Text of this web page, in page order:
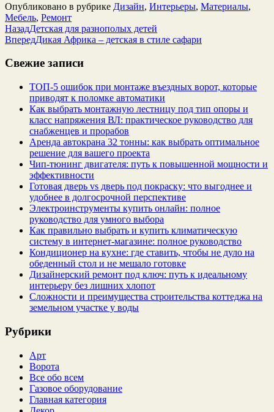
Опубликовано в рубрике Дизайн, Интерьеры, Материалы,
Мебель, Ремонт
НазадДетская для разнополых детей
ВпередДикая Африка – детская в стиле сафари
Свежие записи
ТОП-5 ошибок при монтаже въездных ворот, которые
приводят к поломке автоматики
Как выбрать монтажную лестницу под тип опоры и
класс напряжения ВЛ: практическое руководство для
снабженцев и прорабов
Аренда автокрана 32 тонны: как выбрать оптимальное
решение для вашего проекта
Чип‑тюнинг двигателя: путь к повышенной мощности и
эффективности
Готовая дверь vs дверь под покраску: что выгоднее и
удобнее в долгосрочной перспективе
Электроинструменты купить онлайн: полное
руководство для умного выбора
Как правильно выбрать и купить климатическую
систему в интернет‑магазине: полное руководство
Кондиционер на кухне: где ставить, чтобы не дуло на
обеденный стол и не мешало готовке
Дизайнерский ремонт под ключ: путь к идеальному
интерьеру без лишних хлопот
Сложности и преимущества строительства коттеджа на
земельном участке у воды
Рубрики
Арт
Ворота
Все обо всем
Газовое оборудование
Главная категория